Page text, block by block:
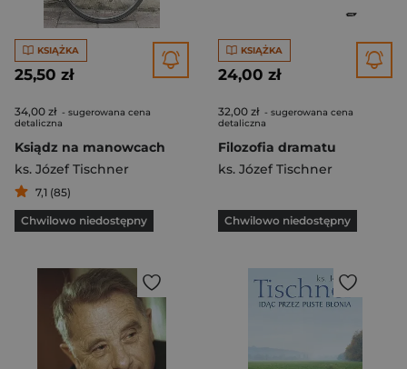
KSIĄŻKA
25,50 zł
34,00 zł - sugerowana cena
detaliczna
Ksiądz na manowcach
ks. Józef Tischner
7,1 (85)
Chwilowo niedostępny
KSIĄŻKA
24,00 zł
32,00 zł - sugerowana cena
detaliczna
Filozofia dramatu
ks. Józef Tischner
Chwilowo niedostępny